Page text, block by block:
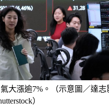
大漲逾7%。（示意圖／達志